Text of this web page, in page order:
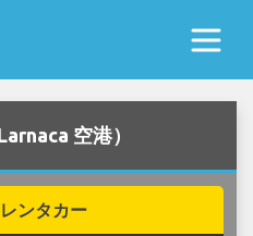
空港）
ンタカー